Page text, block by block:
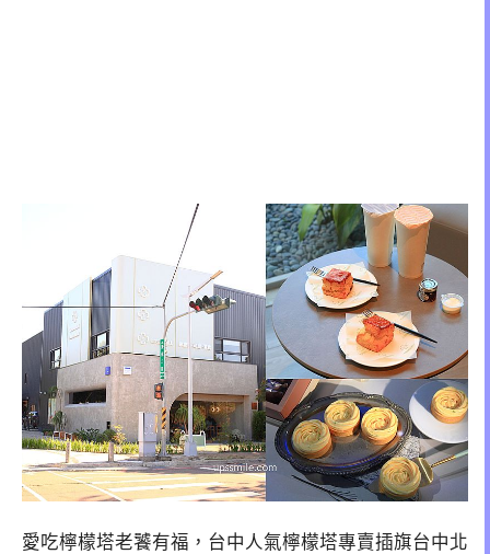
愛吃檸檬塔老饕有福，台中人氣檸檬塔專賣插旗台中北